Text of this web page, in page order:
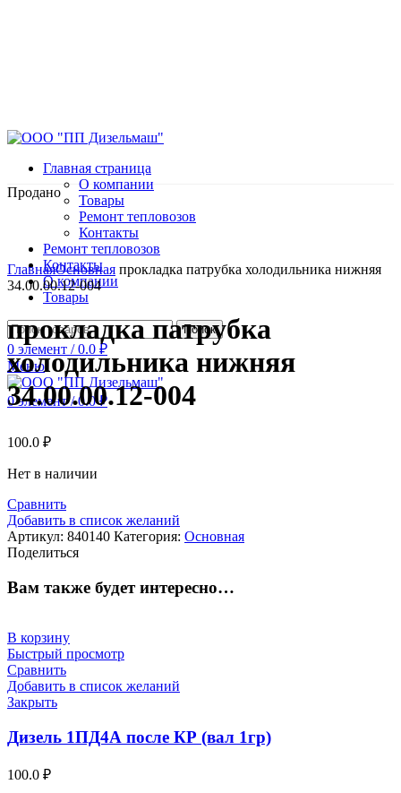
Главная страница
О компании
Товары
Ремонт тепловозов
Контакты
Ремонт тепловозов
Контакты
О компании
Товары
Поиск
0 элемент / 0.0 ₽
Меню
0элемент / 0.0₽
Продано
Нажмите, чтобы увеличить
ГлавнаяОсновная прокладка патрубка холодильника нижняя
34.00.00.12-004
прокладка патрубка
холодильника нижняя
34.00.00.12-004
100.0 ₽
Нет в наличии
Сравнить
Добавить в список желаний
Артикул: 840140 Категория: Основная
Поделиться
Вам также будет интересно…
В корзину
Быстрый просмотр
Сравнить
Добавить в список желаний
Закрыть
Дизель 1ПД4А после КР (вал 1гр)
100.0 ₽